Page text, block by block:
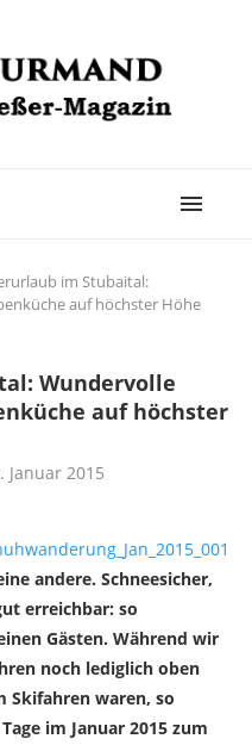
im Stubaital:
auf höchster Höhe
Wundervolle
auf höchster
Januar 2015
andere. Schneesicher,
erreichbar: so
Gästen. Während wir
noch lediglich oben
Skifahren waren, so
im Januar 2015 zum